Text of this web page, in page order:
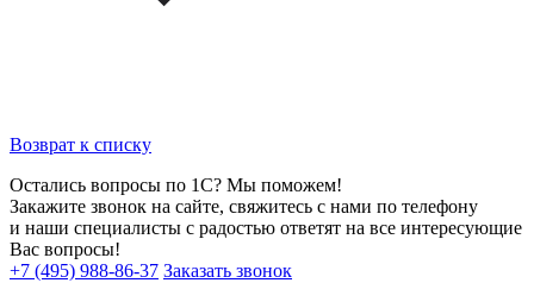
Возврат к списку
Остались вопросы по 1С? Мы поможем!
Закажите звонок на сайте, свяжитесь с нами по телефону
и наши специалисты с радостью ответят на все интересующие
Вас вопросы!
+7 (495) 988-86-37 Заказать звонок